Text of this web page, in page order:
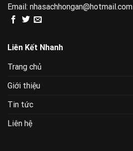
Email: nhasachhongan@hotmail.com
Liên Kết Nhanh
Trang chủ
Giới thiệu
Tin tức
Liên hệ